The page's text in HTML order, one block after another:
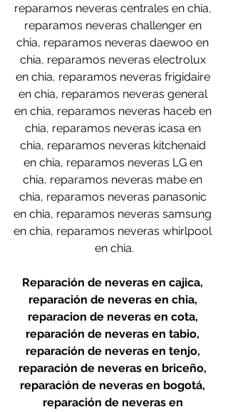
reparamos neveras centrales en chia,
reparamos neveras challenger en
chia, reparamos neveras daewoo en
chia, reparamos neveras electrolux
en chia, reparamos neveras frigidaire
en chia, reparamos neveras general
en chia, reparamos neveras haceb en
chia, reparamos neveras icasa en
chia, reparamos neveras kitchenaid
en chia, reparamos neveras LG en
chia, reparamos neveras mabe en
chia, reparamos neveras panasonic
en chia, reparamos neveras samsung
en chia, reparamos neveras whirlpool
en chia.
Reparación de neveras en cajica,
reparación de neveras en chia,
reparacion de neveras en cota,
reparación de neveras en tabio,
reparación de neveras en tenjo,
reparación de neveras en briceño,
reparación de neveras en bogotá,
reparación de neveras en